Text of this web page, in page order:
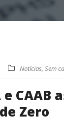
Notícias, Sem
e
Zero